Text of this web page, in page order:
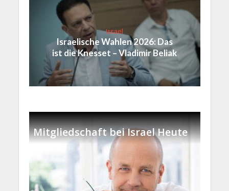
Israel
Israelische Wahlen 2026: Das
ist die Knesset – Vladimir Beliak
Mitgliedschaft bei Israel Heute